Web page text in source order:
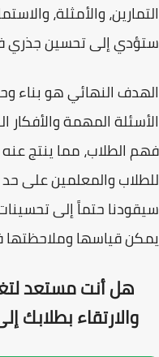
التمارين، والأمثلة،
ستؤدي إلى تحسين جذري
الهدف النهائي هو بناء
الأسئلة المهمة والأفكار
فهم الطلاب، مما ينتج عنه
للطلاب والمعلمين على
سيقودنا حتماً إلى
يمكن قياسها وملاحظتها
هل أنت مستعد
والارتقاء